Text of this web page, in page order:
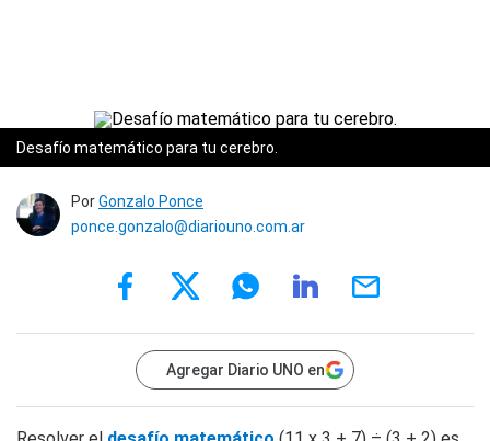
Desafío matemático para tu cerebro.
PorGonzalo Ponce
ponce.gonzalo@diariouno.com.ar
Agregar Diario UNO en